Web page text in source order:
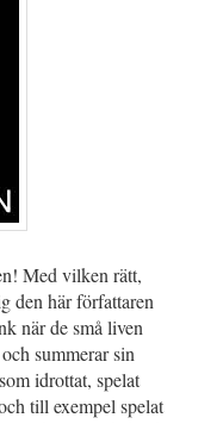
Med vilken rätt,
den här författaren
när de små liven
summerar sin
idrottat, spelat
till exempel spelat